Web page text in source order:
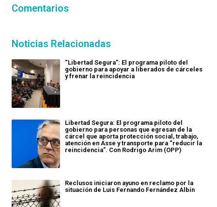
Comentarios
Noticias Relacionadas
“Libertad Segura”: El programa piloto del
gobierno para apoyar a liberados de cárceles
y frenar la reincidencia
Libertad Segura: El programa piloto del
gobierno para personas que egresan de la
cárcel que aporta protección social, trabajo,
atención en Asse y transporte para “reducir la
reincidencia”. Con Rodrigo Arim (OPP)
Reclusos iniciaron ayuno en reclamo por la
situación de Luis Fernando Fernández Albín